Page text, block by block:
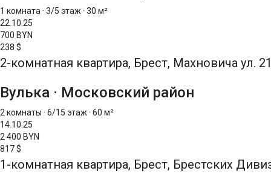
1 комната · 3/5 этаж · 30 м²
22.10.25
700 BYN
238 $
2-комнатная квартира, Брест, Махновича ул.
Вулька · Московский район
2 комнаты · 6/15 этаж · 60 м²
14.10.25
2 400 BYN
817 $
1-комнатная квартира, Брест, Брестских